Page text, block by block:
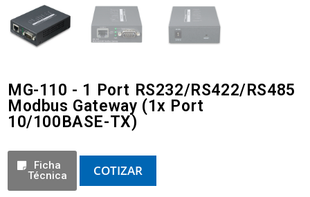
MG-110 - 1 Port RS232/RS422/RS485
Modbus Gateway (1x Port
10/100BASE-TX)
Ficha
Técnica
COTIZAR